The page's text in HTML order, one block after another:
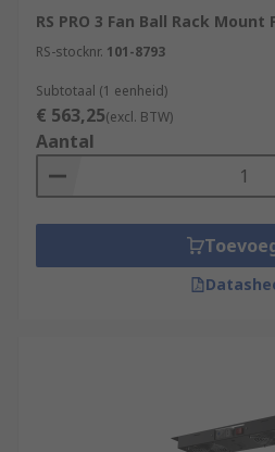
RS PRO 3 Fan Ball Rack Mount
RS-stocknr. 101-8793
Subtotaal (1 eenheid)
€ 563,25(excl. BTW)
Aantal